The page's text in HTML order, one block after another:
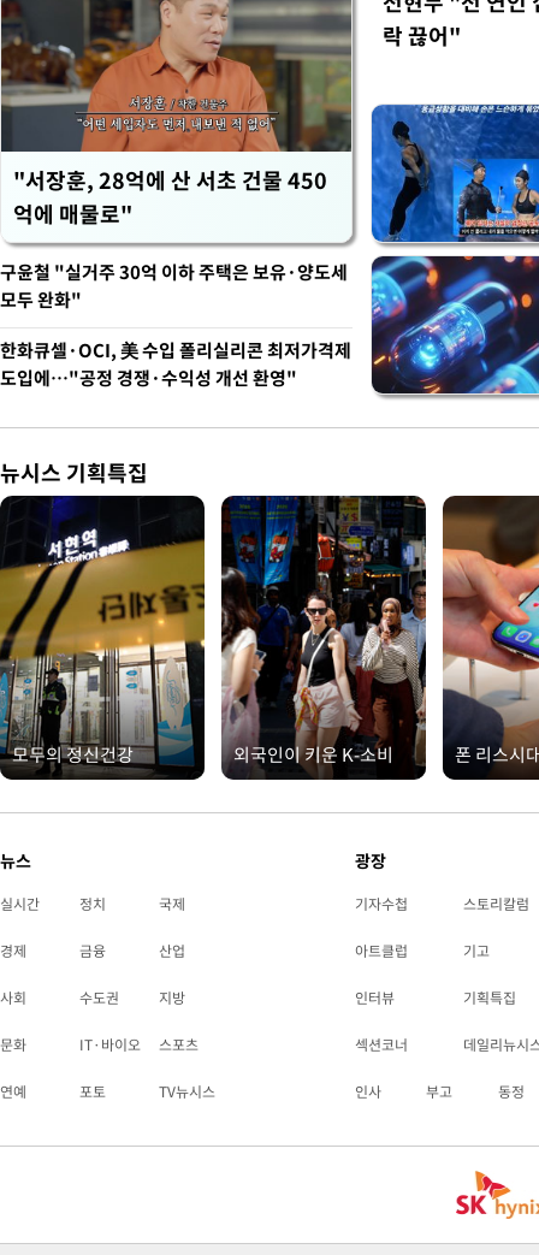
"서장훈, 28억에 산 서초 건물 450
억에 매물로"
락 끊어"
구윤철 "실거주 30억 이하 주택은 보유·양도세
모두 완화"
한화큐셀·OCI, 美 수입 폴리실리콘 최저가격제
도입에…"공정 경쟁·수익성 개선 환영"
뉴시스 기획특집
모두의 정신건강 외국인이 키운 K-소비 폰 리스시
뉴스
실시간 정치 국제
경제 금융 산업
사회 수도권 지방
문화 IT·바이오 스포츠
연예 포토 TV뉴시스
광장
기자수첩 스토리칼럼
아트클럽 기고
인터뷰 기획특집
섹션코너 데일리뉴시
인사 부고 동정